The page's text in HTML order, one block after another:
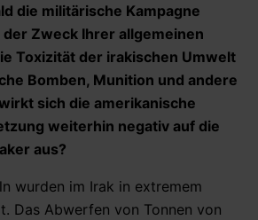
die militärische Kampagne
Zweck Ihrer allgemeinen
Toxizität der irakischen Umwelt
Bomben, Munition und andere
sich die amerikanische
weiterhin negativ auf die
aus?
wurden im Irak in extremem
Das Abwerfen von Tonnen von